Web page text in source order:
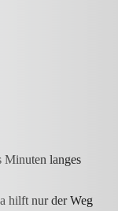
Minuten langes
hilft nur der Weg